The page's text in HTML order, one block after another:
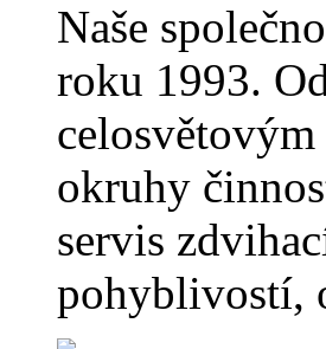
Naše
roku 1993.
okruhy
servis
pohyblivostí,